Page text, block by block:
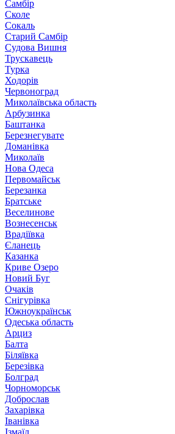
Самбір
Сколе
Сокаль
Старий Самбір
Судова Вишня
Трускавець
Турка
Ходорів
Червоноград
Миколаївська область
Арбузинка
Баштанка
Березнегувате
Доманівка
Миколаїв
Нова Одеса
Первомайськ
Березанка
Братське
Веселинове
Вознесенськ
Врадіївка
Єланець
Казанка
Криве Озеро
Новий Буг
Очаків
Снігурівка
Южноукраїнськ
Одеська область
Арциз
Балта
Біляївка
Березівка
Болград
Чорноморськ
Доброслав
Захарівка
Іванівка
Ізмаїл